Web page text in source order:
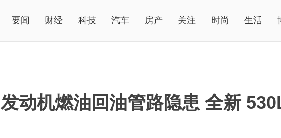
要闻 财经 科技 汽车 房产 关注 时尚 生活
发动机燃油回油管路隐患 全新